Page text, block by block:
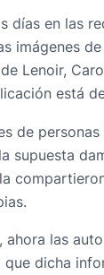
días en las
imágenes
Lenoir,
está
de
supuesta
ahora las
que dicha